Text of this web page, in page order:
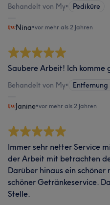
Behandelt von My• Pediküre
Nina•vor mehr als 2 Jahren
Saubere Arbeit! Ich komme
Behandelt von My•
Janine•vor mehr als 2 Jahren
Immer sehr netter Service
der Arbeit mit betrachten
Darüber hinaus ein schöner
schöner Getränkeservice.
Stelle.